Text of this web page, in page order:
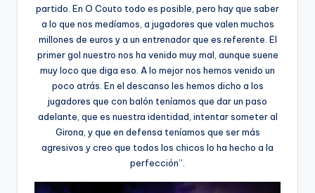
partido. En O Couto todo es posible, pero hay que saber
a lo que nos medíamos, a jugadores que valen muchos
millones de euros y a un entrenador que es referente. El
primer gol nuestro nos ha venido muy mal, aunque suene
muy loco que diga eso. A lo mejor nos hemos venido un
poco atrás. En el descanso les hemos dicho a los
jugadores que con balón teníamos que dar un paso
adelante, que es nuestra identidad, intentar someter al
Girona, y que en defensa teníamos que ser más
agresivos y creo que todos los chicos lo ha hecho a la
perfección”.